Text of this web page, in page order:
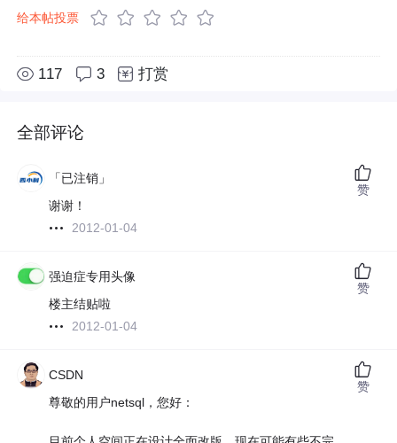
给本帖投票
117 3 打赏
全部评论
「已注销」
谢谢！
2012-01-04
赞
强迫症专用头像
楼主结贴啦
2012-01-04
赞
CSDN
尊敬的用户netsql，您好：
赞